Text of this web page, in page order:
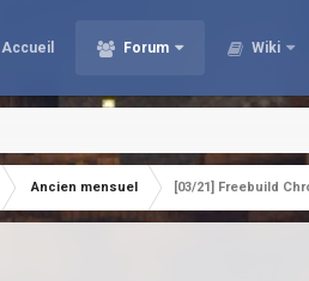
Accueil Forum Wiki
Ancien mensuel
[03/21] Freebuild